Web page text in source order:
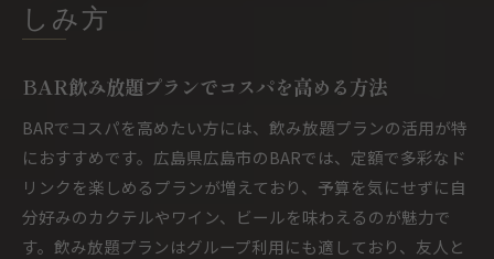
しみ方
BAR飲み放題プランでコスパを高める方法
BARでコスパを高めたい方には、飲み放題プランの活用が特
におすすめです。広島県広島市のBARでは、定額で多彩なド
リンクを楽しめるプランが増えており、予算を気にせずに自
分好みのカクテルやワイン、ビールを味わえるのが魅力で
す。飲み放題プランはグループ利用にも適しており、友人と